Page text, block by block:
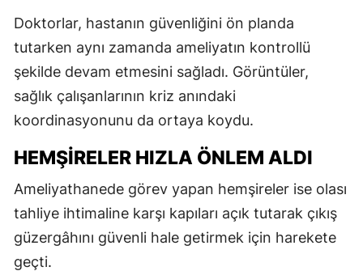
Doktorlar, hastanın güvenliğini ön planda
tutarken aynı zamanda ameliyatın kontrollü
şekilde devam etmesini sağladı. Görüntüler,
sağlık çalışanlarının kriz anındaki
koordinasyonunu da ortaya koydu.
HEMŞİRELER HIZLA ÖNLEM ALDI
Ameliyathanede görev yapan hemşireler ise olası
tahliye ihtimaline karşı kapıları açık tutarak çıkış
güzergâhını güvenli hale getirmek için harekete
geçti.